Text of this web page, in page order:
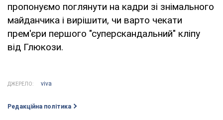
пропонуємо поглянути на кадри зі знімального
майданчика і вирішити, чи варто чекати
прем'єри першого "суперскандальний" кліпу
від Глюкози.
ДЖЕРЕЛО: viva
Редакційна політика